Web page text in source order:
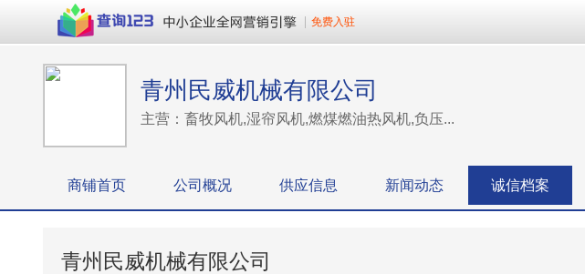
免费入驻
青州民威机械有限公司
主营：畜牧风机,湿帘风机,燃煤燃油热风机,负压...
商铺首页 公司概况 供应信息 新闻动态 诚信档案
青州民威机械有限公司